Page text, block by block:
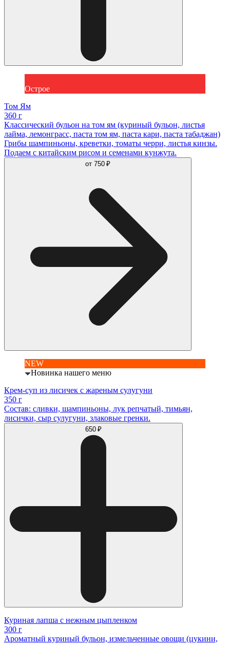
Острое
Том Ям
360 г
Классический бульон на том ям (куриный бульон, листья
лайма, лемонграсс, паста том ям, паста кари, паста табаджан)
Грибы шампиньоны, креветки, томаты черри, листья кинзы.
Подаем с китайским рисом и семенами кунжута.
от 750 ₽
NEW
Новинка нашего меню
Крем-суп из лисичек с жареным сулугуни
350 г
Состав: сливки, шампиньоны, лук репчатый, тимьян,
лисички, сыр сулугуни, злаковые гренки.
650 ₽
Куриная лапша с нежным цыпленком
300 г
Ароматный куриный бульон, измельченные овощи (цукини,